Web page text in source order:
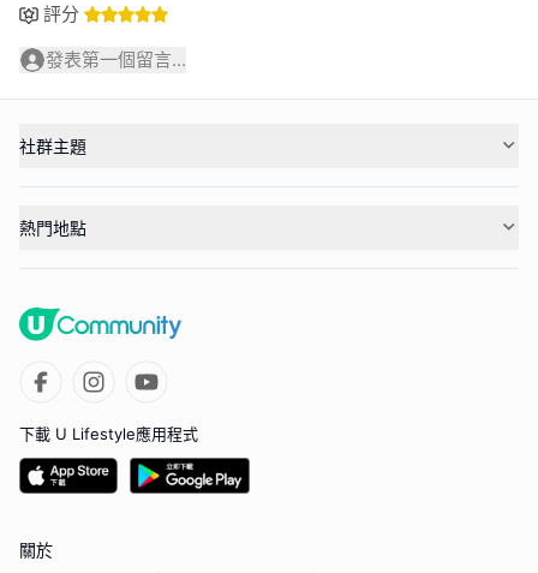
評分
發表第一個留言...
社群主題
熱門地點
下載 U Lifestyle應用程式
關於